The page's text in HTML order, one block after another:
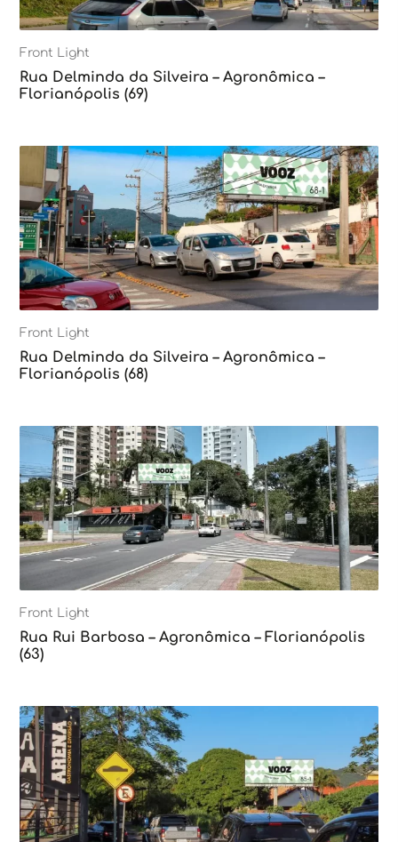
Front Light
Rua Delminda da Silveira – Agronômica –
Florianópolis (69)
Front Light
Rua Delminda da Silveira – Agronômica –
Florianópolis (68)
Front Light
Rua Rui Barbosa – Agronômica – Florianópolis
(63)